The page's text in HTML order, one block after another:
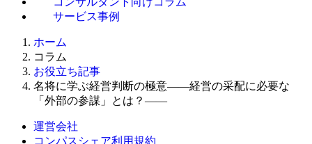
サービス事例
ホーム
コラム
お役立ち記事
名将に学ぶ経営判断の極意――経営の采配に必要な
「外部の参謀」とは？――
運営会社
コンパスシェア利用規約